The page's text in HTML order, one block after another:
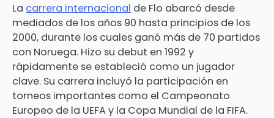
La carrera internacional de Flo abarcó desde
mediados de los años 90 hasta principios de los
2000, durante los cuales ganó más de 70 partidos
con Noruega. Hizo su debut en 1992 y
rápidamente se estableció como un jugador
clave. Su carrera incluyó la participación en
torneos importantes como el Campeonato
Europeo de la UEFA y la Copa Mundial de la FIFA.